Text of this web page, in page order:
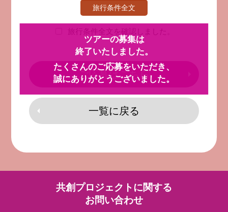
旅行条件全文
旅行条件全文を確認しました。
ご応募はこちら
一覧に戻る
ツアーの募集は
終了いたしました。
たくさんのご応募をいただき、
誠にありがとうございました。
共創プロジェクトに関する
お問い合わせ